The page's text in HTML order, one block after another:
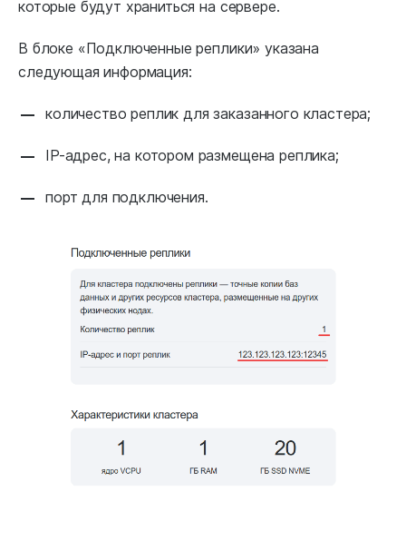
которые будут храниться на сервере.
В блоке «Подключенные реплики» указана
следующая информация:
количество реплик для заказанного кластера;
IP-адрес, на котором размещена реплика;
порт для подключения.